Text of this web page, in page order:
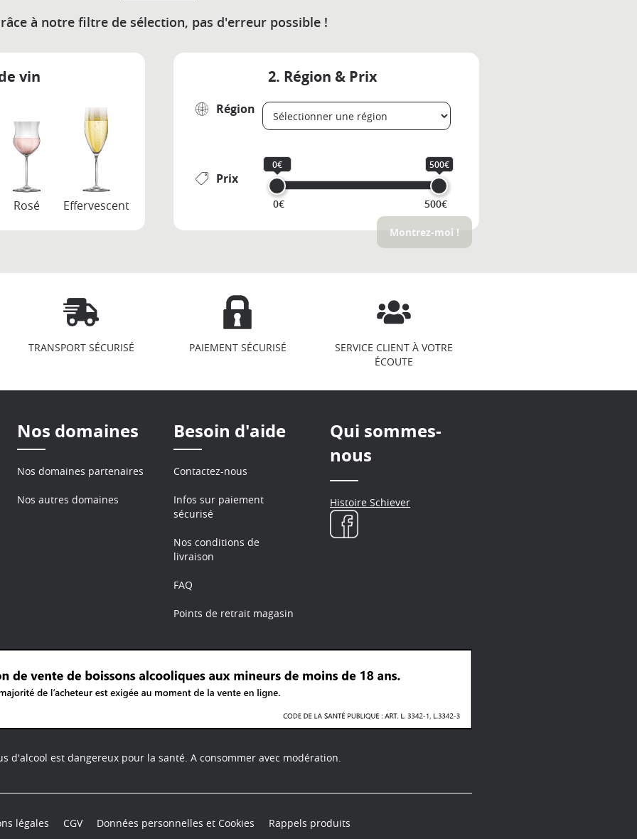
à notre filtre de sélection, pas d'erreur possible !
vin
Rosé Effervescent
2. Région & Prix
Région
Prix
0€ 500€
0€ 500€
Montrez-moi !
TRANSPORT SÉCURISÉ PAIEMENT SÉCURISÉ
SERVICE CLIENT À VOTRE
ÉCOUTE
Nos domaines
Nos domaines partenaires
Nos autres domaines
Besoin d'aide
Contactez-nous
Infos sur paiement
sécurisé
Nos conditions de
livraison
FAQ
Points de retrait magasin
Qui sommes-
nous
Histoire Schiever
d'alcool est dangereux pour la santé. A consommer avec modération.
légales CGV Données personnelles et Cookies Rappels produits